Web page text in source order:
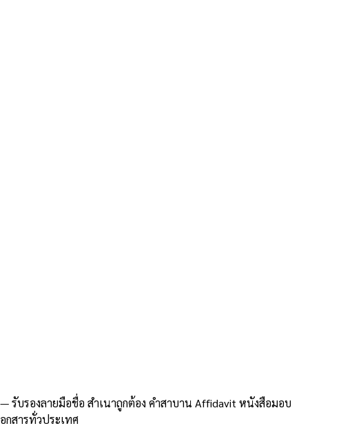
รับรองลายมือชื่อ สำเนาถูกต้อง คำสาบาน Affidavit หนังสือมอบ
กสารทั่วประเทศ